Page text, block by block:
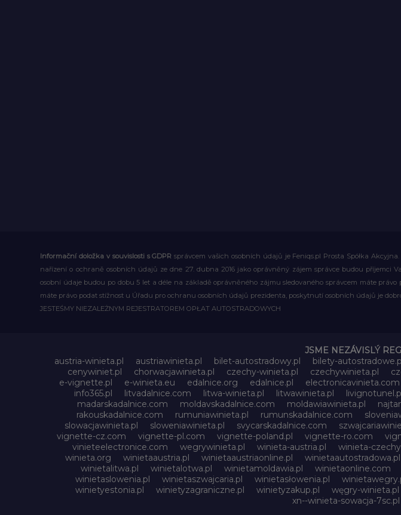
Informační doložka v souvislosti s GDPRsprávcem vašich osobních údajů je Feniqs.pl Prosta Spółka
nařízení o ochraně osobních údajů ze dne 27. dubna 2016 jako oprávněný zájem správce budou příjemci
osobní údaje budou po dobu 5 let a déle na základě oprávněného zájmu sledovaného správcem máte
máte právo podat stížnost u Úřadu pro ochranu osobních údajů prezidenta, poskytnutí osobních údajů je
JESTEŚMY NIEZALEŻNYM REJESTRATOREM OPŁAT AUTOSTRADOWYCH
JSME NEZÁVISLÝ
austria-winieta.pl
austriawinieta.pl bilet-autostradowy.pl bilety-
cenywiniet.pl
chorwacjawinieta.pl czechy-winieta.pl czechywinieta.pl
e-vignette.pl
e-winieta.eu edalnice.org edalnice.pl electronicavinieta.com
info365.pl
litvadalnice.com litwa-winieta.pl litwawinieta.pl
madarskadalnice.com
moldavskadalnice.com moldawiawinieta.pl
rakouskadalnice.com
rumuniawinieta.pl rumunskadalnice.com
slowacjawinieta.pl
sloweniawinieta.pl svycarskadalnice.com
vignette-cz.com
vignette-pl.com vignette-poland.pl vignette-ro.com
vinieteelectronice.com
wegrywinieta.pl winieta-austria.pl winieta-
winieta.org
winietaaustria.pl winietaaustriaonline.pl winietaautostradowa.pl
winietalitwa.pl
winietalotwa.pl winietamoldawia.pl winietaonline.com
winietaslowenia.pl
winietaszwajcaria.pl winietasłowenia.pl
winietyestonia.pl
winietyzagraniczne.pl winietyzakup.pl węgry-winieta.pl
xn--winieta-sowacja-7sc.pl